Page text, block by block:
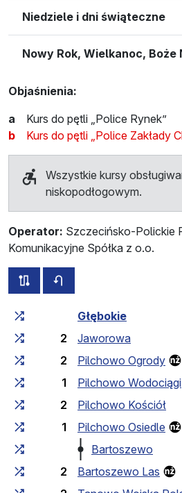
Niedziele i dni świąteczne
Nowy Rok, Wielkanoc, Boże
Objaśnienia:
a
Kurs do pętli „Police Rynek”
b
Kurs do pętli „Police Zakłady
Wszystkie kursy
niskopodłogowym.
Operator: Szczecińsko-Polickie
Komunikacyjne Spółka z o.o.
wszystkie trasy tej linii
Czas przejazdu narastająco
Głębokie
2
Jaworowa
2
Pilchowo Ogrody
1
Pilchowo Wodociągi
2
Pilchowo Kościół
1
Pilchowo Osiedle
Bartoszewo
2
Bartoszewo Las